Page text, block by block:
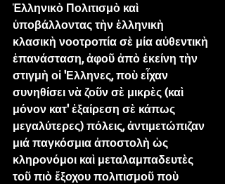
Ἑλληνικὸ Πολιτισμὸ καὶ
ὑποβάλλοντας τὴν ἑλληνικὴ
κλασικὴ νοοτροπία σὲ μία αὐθεντικὴ
ἐπανάσταση, ἀφοῦ ἀπὸ ἐκείνη τὴν
στιγμὴ οἱ 'Ελληνες, ποὺ εἶχαν
συνηθίσει νὰ ζοῦν σὲ μικρὲς (καὶ
μόνον κατ' ἐξαίρεση σὲ κάπως
μεγαλύτερες) πόλεις, ἀντιμετώπιζαν
μιά παγκόσμια ἀποστολὴ ὡς
κληρονόμοι καὶ μεταλαμπαδευτὲς
τοῦ πιὸ ἔξοχου πολιτισμοῦ ποὺ